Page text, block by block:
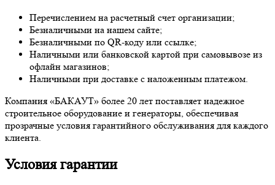
Перечислением на расчетный счет организации;
Безналичными на нашем сайте;
Безналичными по QR-коду или ссылке;
Наличными или банковской картой при самовывозе из
офлайн магазинов;
Наличными при доставке с наложенным платежом.
Компания «БАКАУТ» более 20 лет поставляет надежное
строительное оборудование и генераторы, обеспечивая
прозрачные условия гарантийного обслуживания для каждого
клиента.
Условия гарантии